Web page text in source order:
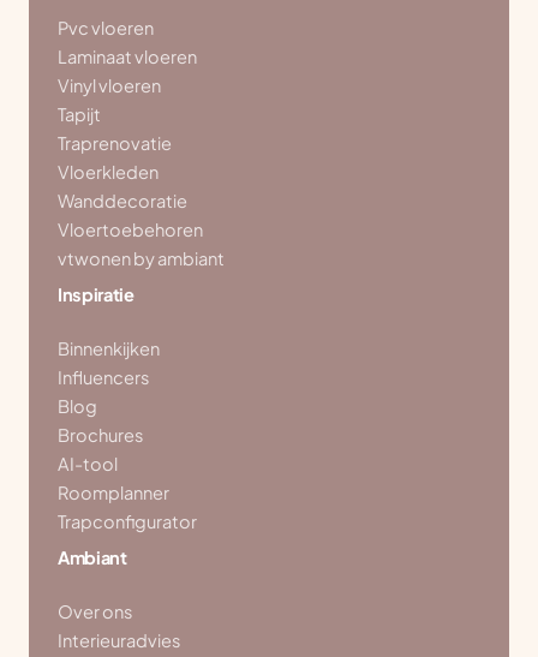
Pvc vloeren
Laminaat vloeren
Vinyl vloeren
Tapijt
Traprenovatie
Vloerkleden
Wanddecoratie
Vloertoebehoren
vtwonen by ambiant
Inspiratie
Binnenkijken
Influencers
Blog
Brochures
AI-tool
Roomplanner
Trapconfigurator
Ambiant
Over ons
Interieuradvies